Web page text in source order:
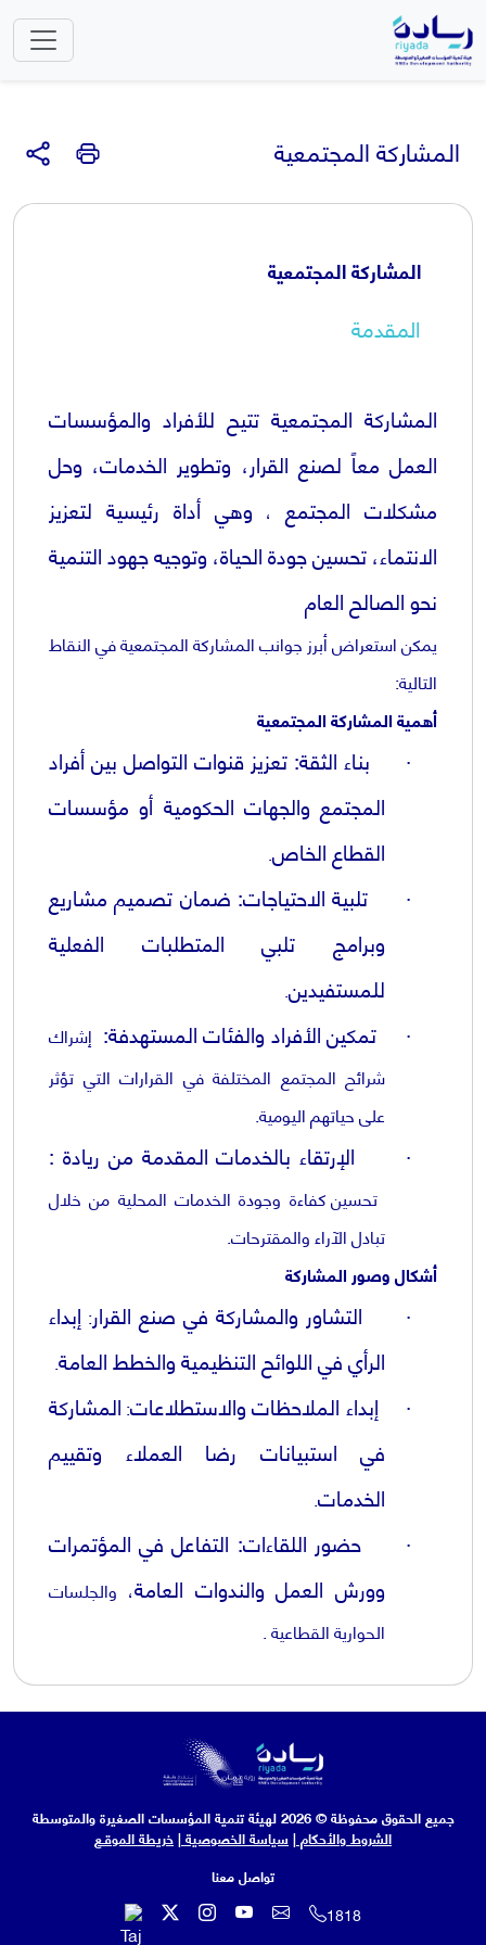
المشاركة المجتمعية
المشاركة المجتمعية
المقدمة
المشاركة المجتمعية تتيح للأفراد والمؤسسات
العمل معاً لصنع القرار، وتطوير الخدمات، وحل
مشكلات المجتمع ، وهي أداة رئيسية لتعزيز
الانتماء، تحسين جودة الحياة، وتوجيه جهود التنمية
نحو الصالح العام
يمكن استعراض أبرز جوانب المشاركة المجتمعية في النقاط
التالية:
أهمية المشاركة المجتمعية
· بناء الثقة: تعزيز قنوات التواصل بين أفراد
المجتمع والجهات الحكومية أو مؤسسات
القطاع الخاص.
· تلبية الاحتياجات: ضمان تصميم مشاريع
وبرامج تلبي المتطلبات الفعلية
للمستفيدين.
· تمكين الأفراد والفئات المستهدفة: إشراك
شرائح المجتمع المختلفة في القرارات التي تؤثر
على حياتهم اليومية.
· الإرتقاء بالخدمات المقدمة من ريادة :
تحسين كفاءة وجودة الخدمات المحلية من خلال
تبادل الآراء والمقترحات.
أشكال وصور المشاركة
· التشاور والمشاركة في صنع القرار: إبداء
الرأي في اللوائح التنظيمية والخطط العامة.
· إبداء الملاحظات والاستطلاعات: المشاركة
في استبيانات رضا العملاء وتقييم
الخدمات.
· حضور اللقاءات: التفاعل في المؤتمرات
وورش العمل والندوات العامة، والجلسات
الحوارية القطاعية .
جميع الحقوق محفوظة © 2026 لهيئة تنمية المؤسسات الصغيرة والمتوسطة
الشروط والأحكام| سياسة الخصوصية|خريطة الموقـع
تواصل معنا
1818